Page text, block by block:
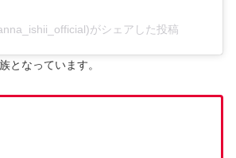
がシェアした投稿
となっています。